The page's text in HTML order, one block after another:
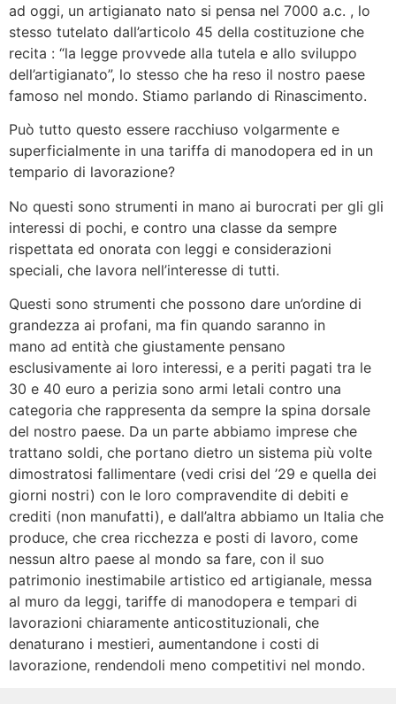
ad oggi, un artigianato nato si pensa nel 7000 a.c. , lo
stesso tutelato dall’articolo 45 della costituzione che
recita : “la legge provvede alla tutela e allo sviluppo
dell’artigianato”, lo stesso che ha reso il nostro paese
famoso nel mondo. Stiamo parlando di Rinascimento.
Può tutto questo essere racchiuso volgarmente e
superficialmente in una tariffa di manodopera ed in un
tempario di lavorazione?
No questi sono strumenti in mano ai burocrati per gli gli
interessi di pochi, e contro una classe da sempre
rispettata ed onorata con leggi e considerazioni
speciali, che lavora nell’interesse di tutti.
Questi sono strumenti che possono dare un’ordine di
grandezza ai profani, ma fin quando saranno in
mano ad entità che giustamente pensano
esclusivamente ai loro interessi, e a periti pagati tra le
30 e 40 euro a perizia sono armi letali contro una
categoria che rappresenta da sempre la spina dorsale
del nostro paese. Da un parte abbiamo imprese che
trattano soldi, che portano dietro un sistema più volte
dimostratosi fallimentare (vedi crisi del ’29 e quella dei
giorni nostri) con le loro compravendite di debiti e
crediti (non manufatti), e dall’altra abbiamo un Italia che
produce, che crea ricchezza e posti di lavoro, come
nessun altro paese al mondo sa fare, con il suo
patrimonio inestimabile artistico ed artigianale, messa
al muro da leggi, tariffe di manodopera e tempari di
lavorazioni chiaramente anticostituzionali, che
denaturano i mestieri, aumentandone i costi di
lavorazione, rendendoli meno competitivi nel mondo.